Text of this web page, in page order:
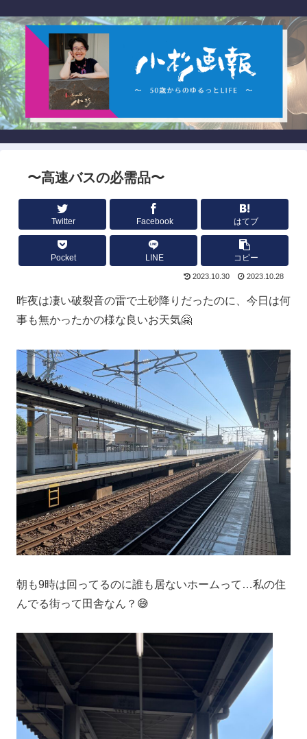
〜高速バスの必需品〜
Twitter Facebook はてブ
Pocket LINE コピー
2023.10.30 2023.10.28
昨夜は凄い破裂音の雷で土砂降りだったのに、今日は何
事も無かったかの様な良いお天気🤗
朝も9時は回ってるのに誰も居ないホームって…私の住
んでる街って田舎なん？😅